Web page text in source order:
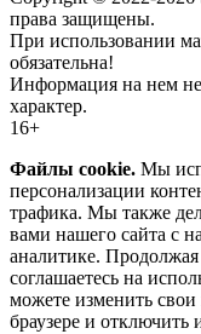
права защищены.
При использовании
обязательна!
Информация на нем
характер.
16+
Файлы cookie. Мы
персонализации
трафика. Мы также
вами нашего сайта с
аналитике.
соглашаетесь на
можете изменить
браузере и отключить